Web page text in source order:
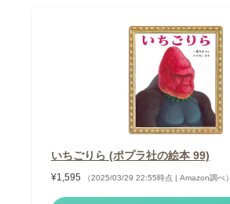
いちごりら (ポプラ社の絵本 99)
¥1,595 （2025/03/29 22:55時点 | Amazon調べ）